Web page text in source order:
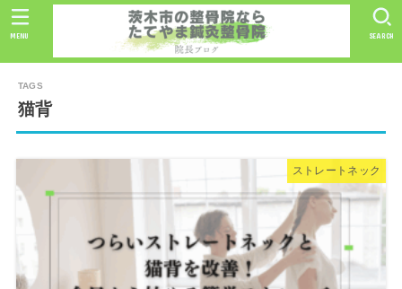
SEARCH
MENU
猫背
ストレートネック